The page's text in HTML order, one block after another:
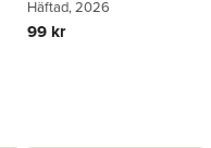
Häftad, 2026
99 kr